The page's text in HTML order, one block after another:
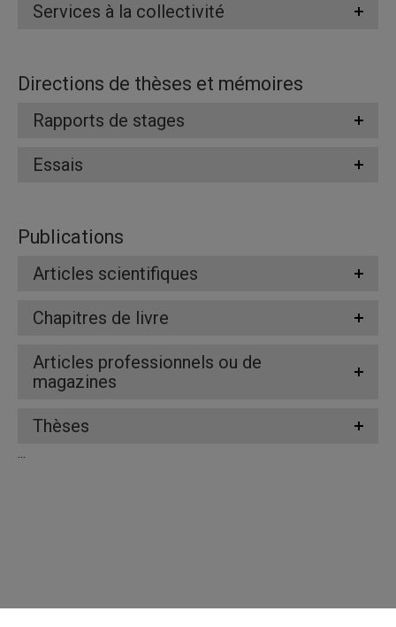
Services à la collectivité
Directions de thèses et mémoires
Rapports de stages
Essais
Publications
Articles scientifiques
Chapitres de livre
Articles professionnels ou de
magazines
Thèses
...